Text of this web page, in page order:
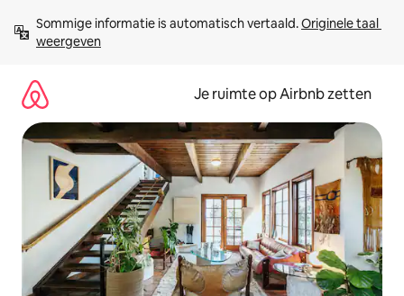
direct
naar
Sommige informatie is automatisch vertaald. Originele taal
weergeven
Je ruimte op Airbnb zetten